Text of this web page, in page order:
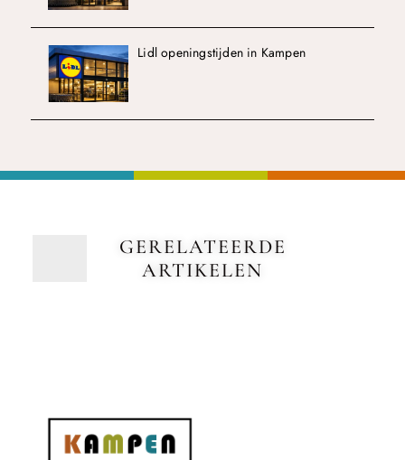
Lidl openingstijden in Kampen
GERELATEERDE
ARTIKELEN